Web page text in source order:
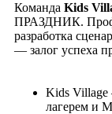
Команда Kids
ПРАЗДНИК.
разработка
— залог успеха
Kids Village
лагерем и